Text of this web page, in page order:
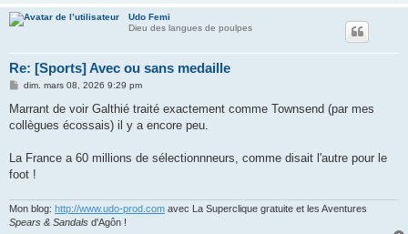
Udo Femi
Dieu des langues de poulpes
Re: [Sports] Avec ou sans medaille
M
s
a
dim. mars 08, 2026 9:29 pm
Marrant de voir Galthié traité exactement comme Townsend (par mes
collègues écossais) il y a encore peu.
La France a 60 millions de sélectionnneurs, comme disait l'autre pour le
foot !
Mon blog: http://www.udo-prod.com avec La Superclique gratuite et les Aventures
Spears & Sandals d'Agôn !